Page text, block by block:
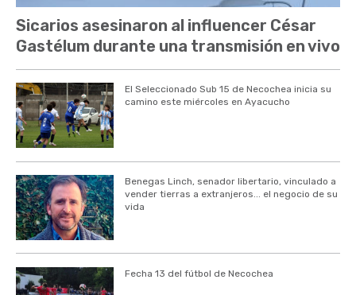
Sicarios asesinaron al influencer César
Gastélum durante una transmisión en vivo
El Seleccionado Sub 15 de Necochea inicia su
camino este miércoles en Ayacucho
Benegas Linch, senador libertario, vinculado a
vender tierras a extranjeros... el negocio de su
vida
Fecha 13 del fútbol de Necochea